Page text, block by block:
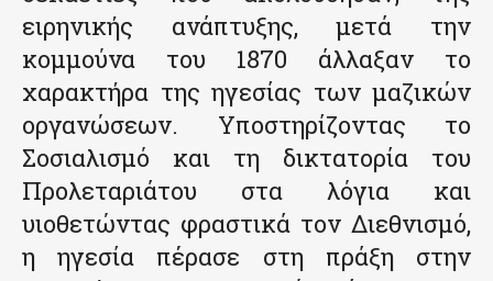
ειρηνικής ανάπτυξης, μετά την
κομμούνα του 1870 άλλαξαν το
χαρακτήρα της ηγεσίας των μαζικών
οργανώσεων. Υποστηρίζοντας το
Σοσιαλισμό και τη δικτατορία του
Προλεταριάτου στα λόγια και
υιοθετώντας φραστικά τον Διεθνισμό,
η ηγεσία πέρασε στη πράξη στην